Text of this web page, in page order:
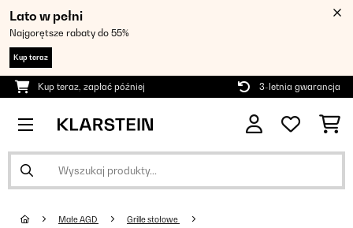
Lato w pełni
Najgorętsze rabaty do 55%
Kup teraz
Kup teraz, zapłać później 3-letnia gwarancja
Małe AGD Grille stołowe